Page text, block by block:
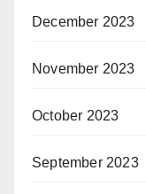
December 2023
November 2023
October 2023
September 2023